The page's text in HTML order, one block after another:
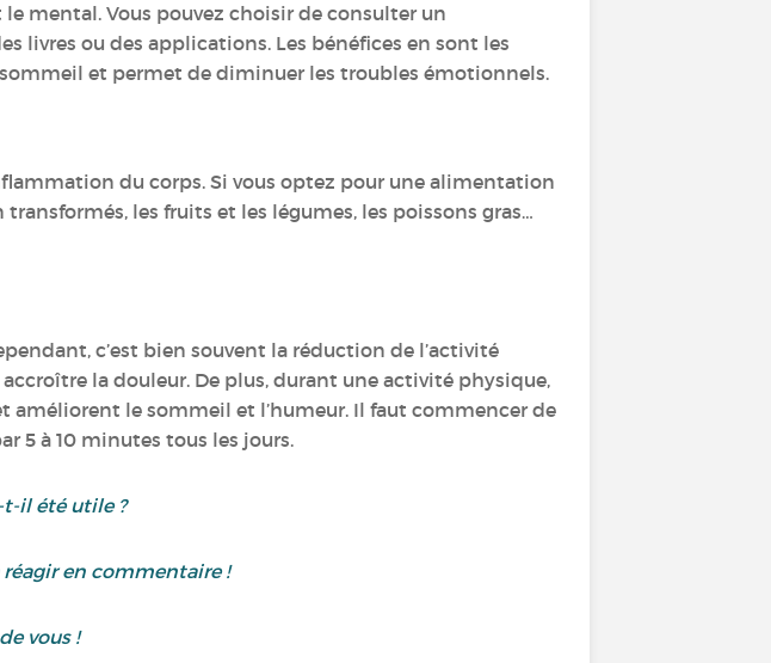
mental. Vous pouvez choisir de consulter un
livres ou des applications. Les bénéfices en sont les
et permet de diminuer les troubles émotionnels.
du corps. Si vous optez pour une alimentation
les fruits et les légumes, les poissons gras…
c’est bien souvent la réduction de l’activité
la douleur. De plus, durant une activité physique,
améliorent le sommeil et l’humeur. Il faut commencer de
5 à 10 minutes tous les jours.
t-il été utile ?
réagir en commentaire !
vous !